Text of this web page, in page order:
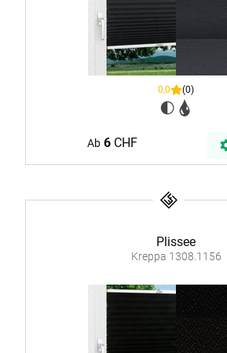
0,0 (0)
Ab 6CHF
Plissee
Kreppa 1308.1156